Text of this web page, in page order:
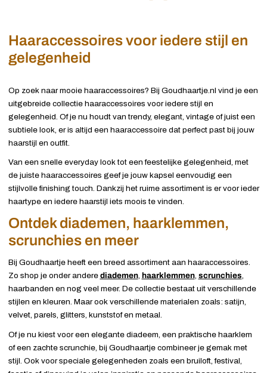
Haaraccessoires voor iedere stijl en
gelegenheid
Op zoek naar mooie haaraccessoires? Bij Goudhaartje.nl vind je een
uitgebreide collectie haaraccessoires voor iedere stijl en
gelegenheid. Of je nu houdt van trendy, elegant, vintage of juist een
subtiele look, er is altijd een haaraccessoire dat perfect past bij jouw
haarstijl en outfit.
Van een snelle everyday look tot een feestelijke gelegenheid, met
de juiste haaraccessoires geef je jouw kapsel eenvoudig een
stijlvolle finishing touch. Dankzij het ruime assortiment is er voor ieder
haartype en iedere haarstijl iets moois te vinden.
Ontdek diademen, haarklemmen,
scrunchies en meer
Bij Goudhaartje heeft een breed assortiment aan haaraccessoires.
Zo shop je onder andere diademen, haarklemmen, scrunchies,
haarbanden en nog veel meer. De collectie bestaat uit verschillende
stijlen en kleuren. Maar ook verschillende materialen zoals: satijn,
velvet, parels, glitters, kunststof en metaal.
Of je nu kiest voor een elegante diadeem, een praktische haarklem
of een zachte scrunchie, bij Goudhaartje combineer je gemak met
stijl. Ook voor speciale gelegenheden zoals een bruiloft, festival,